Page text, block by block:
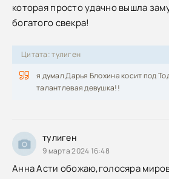
которая просто удачно вышла
богатого свекра!
Цитата: тулиген
я думал Дарья Блохина косит под
талантлевая девушка!!
тулиген
9 марта 2024 16:48
Анна Асти обожаю,голосяра